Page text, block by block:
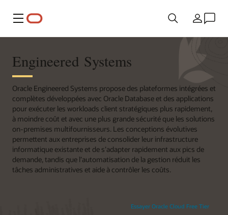
Menu Pays
Essayer Oracle Cloud Free Tier
Engineered Systems
Oracle Engineered Systems propose des plateformes intégrées et
complètes développées avec Oracle Database et des applications
pour exécuter les workloads client stratégiques plus rapidement,
à moindre coût et avec une plus grande sécurité que les solutions
on-premises multifournisseurs. Les conceptions évolutives
permettent aux entreprises de consolider leur infrastructure
informatique existante et de s’adapter rapidement aux pics de
demande, tandis que l’automatisation de la gestion réduit les
tâches administratives et aide à contrôler les coûts.